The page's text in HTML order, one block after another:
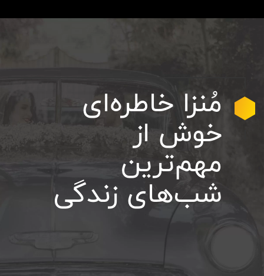
مُنزا خاطره‌ای
خوشاز
مهم‌ترین
شب‌هایزندگی